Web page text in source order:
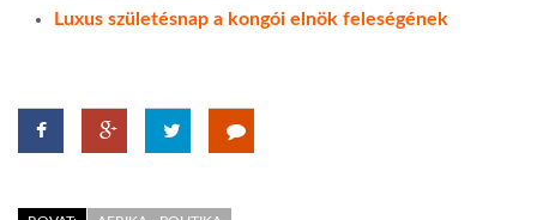
Luxus születésnap a kongói elnök feleségének